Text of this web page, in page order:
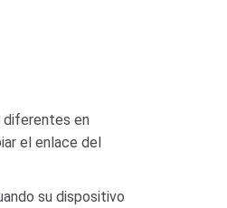
diferentes en
el enlace del
su dispositivo